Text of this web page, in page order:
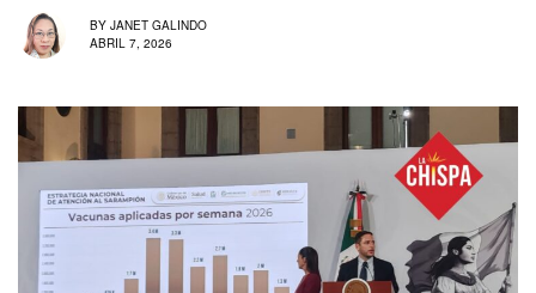
BY JANET GALINDO
ABRIL 7, 2026